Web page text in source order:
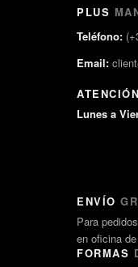
PLUS
Teléfono:
Email:
ATENCIÓN
Lunes a
ENVÍO
Para
en oficina
FORMAS